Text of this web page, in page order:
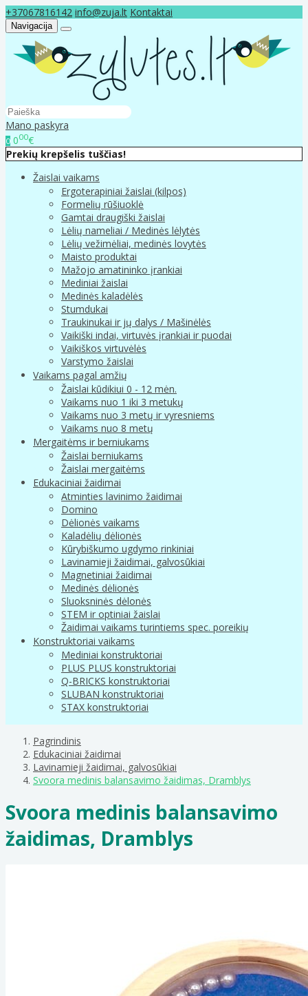
+37067816142 info@zuja.lt Kontaktai
Navigacija
Mano paskyra
0 000€
Prekių krepšelis tuščias!
Žaislai vaikams
Ergoterapiniai žaislai (kilpos)
Formelių rūšiuoklė
Gamtai draugiški žaislai
Lėlių nameliai / Medinės lėlytės
Lėlių vežimėliai, medinės lovytės
Maisto produktai
Mažojo amatininko įrankiai
Mediniai žaislai
Medinės kaladėlės
Stumdukai
Traukinukai ir jų dalys / Mašinėlės
Vaikiški indai, virtuvės įrankiai ir puodai
Vaikiškos virtuvėlės
Varstymo žaislai
Vaikams pagal amžių
Žaislai kūdikiui 0 - 12 mėn.
Vaikams nuo 1 iki 3 metukų
Vaikams nuo 3 metų ir vyresniems
Vaikams nuo 8 metų
Mergaitėms ir berniukams
Žaislai berniukams
Žaislai mergaitėms
Edukaciniai žaidimai
Atminties lavinimo žaidimai
Domino
Dėlionės vaikams
Kaladėlių dėlionės
Kūrybiškumo ugdymo rinkiniai
Lavinamieji žaidimai, galvosūkiai
Magnetiniai žaidimai
Medinės dėlionės
Sluoksninės dėlonės
STEM ir optiniai žaislai
Žaidimai vaikams turintiems spec. poreikių
Konstruktoriai vaikams
Mediniai konstruktoriai
PLUS PLUS konstruktoriai
Q-BRICKS konstruktoriai
SLUBAN konstruktoriai
STAX konstruktoriai
Pagrindinis
Edukaciniai žaidimai
Lavinamieji žaidimai, galvosūkiai
Svoora medinis balansavimo žaidimas, Dramblys
Svoora medinis balansavimo
žaidimas, Dramblys